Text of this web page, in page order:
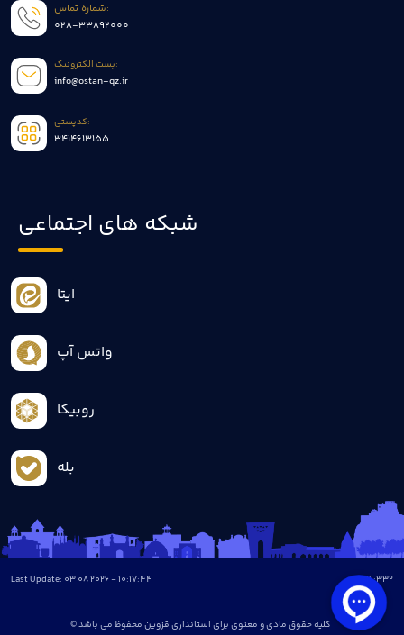
شماره تماس:
028-33892000
پست الکترونیک:
info@ostan-qz.ir
کدپستی:
3414613155
شبکه های اجتماعی
ایتا
واتس آپ
روبیکا
بله
Last Update: 03 08 2026 - 10:17:44 all :332